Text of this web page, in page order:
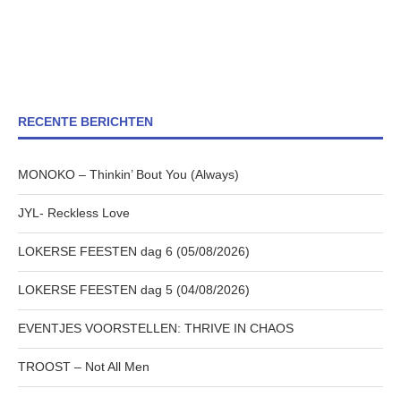
RECENTE BERICHTEN
MONOKO – Thinkin’ Bout You (Always)
JYL- Reckless Love
LOKERSE FEESTEN dag 6 (05/08/2026)
LOKERSE FEESTEN dag 5 (04/08/2026)
EVENTJES VOORSTELLEN: THRIVE IN CHAOS
TROOST – Not All Men